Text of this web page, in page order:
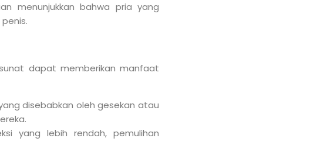
menunjukkan bahwa pria yang
dapat memberikan manfaat
disebabkan oleh gesekan atau
yang lebih rendah, pemulihan